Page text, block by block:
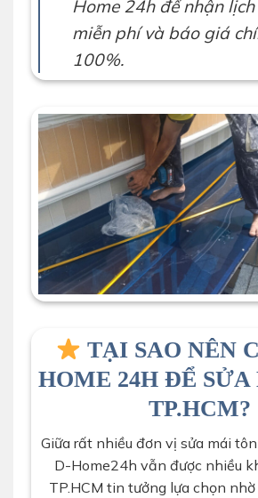
Home 24hđể nhận
miễn phí và báo giá
100%.
TẠI SAO NÊN
HOME 24H ĐỂ
TP.HCM?
Giữa rất nhiều đơn vị sửa mái
D-Home24h vẫn được nhiều
TP.HCM tin tưởng lựa chọn